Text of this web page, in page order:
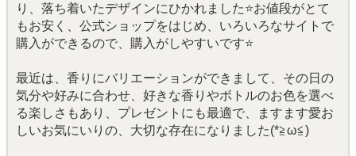
り、落ち着いたデザインにひかれました⭐️お値段がとて
もお安く、公式ショップをはじめ、いろいろなサイトで
購入ができるので、購入がしやすいです⭐️
最近は、香りにバリエーションができまして、その日の
気分や好みに合わせ、好きな香りやボトルのお色を選べ
る楽しさもあり、プレゼントにも最適で、ますます愛お
しいお気にいりの、大切な存在になりました(*≧ω≦)